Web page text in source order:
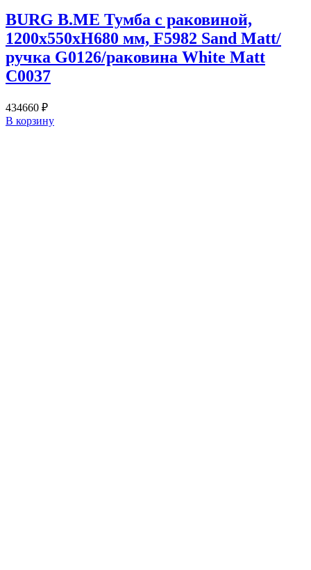
BURG B.ME Тумба с раковиной,
1200х550хН680 мм, F5982 Sand Matt/
ручка G0126/раковина White Matt
C0037
434660 ₽
В корзину